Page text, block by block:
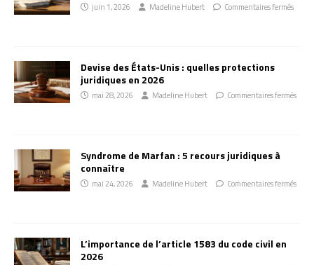
juin 1, 2026 Madeline Hubert Commentaires fermés
Devise des États-Unis : quelles protections
juridiques en 2026
mai 28, 2026 Madeline Hubert Commentaires fermés
Syndrome de Marfan : 5 recours juridiques à
connaître
mai 24, 2026 Madeline Hubert Commentaires fermés
L’importance de l’article 1583 du code civil en
2026